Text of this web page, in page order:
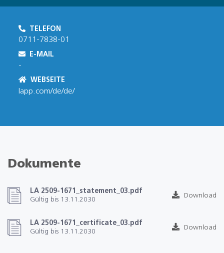
TELEFON
0711-7838-01
E-MAIL
-
WEBSEITE
lapp.com/de/de/
Dokumente
LA 2509-1671_statement_03.pdf
Gültig bis 13.11.2030
Download
LA 2509-1671_certificate_03.pdf
Gültig bis 13.11.2030
Download